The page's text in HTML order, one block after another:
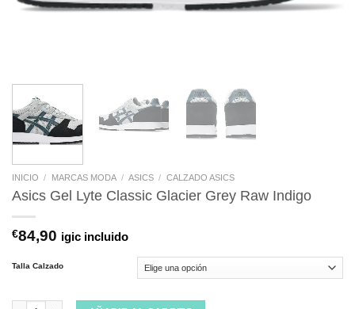
INICIO / MARCAS MODA / ASICS / CALZADO ASICS
Asics Gel Lyte Classic Glacier Grey Raw Indigo
€84,90 igic incluido
Talla Calzado
Asics Gel Lyte Classic Glacier Grey Raw Indigo cantidad